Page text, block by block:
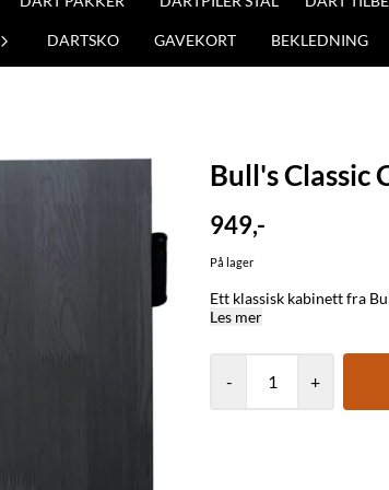
DARTSKO GAVEKORT BEKLEDNING
Bull's Classic
949,-
På lager
Les mer
- +